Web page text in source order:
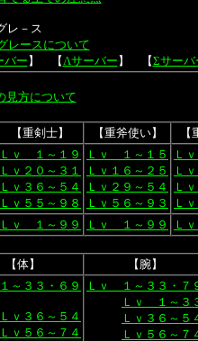
レ－ス
レースについて
バー】 【Λサーバー 】 【Σサーバ
見方について
【重剣士】 【重斧使い】 【
Ｌｖ １～１９
Ｌｖ２０～３１
Ｌｖ３６～５４
Ｌｖ５５～９８
Ｌｖ １～１５
Ｌｖ１６～２５
Ｌｖ２９～５４
Ｌｖ５６～９３
Ｌ
Ｌ
Ｌ
Ｌ
Ｌｖ １～９９ Ｌｖ １～９９ Ｌ
【体】 【腕】
～３３・６９
Ｌｖ３６～５４
Ｌｖ５６～７４
Ｌｖ １～３３・７
Ｌｖ １～３
Ｌｖ３６～５
Ｌｖ５６～７